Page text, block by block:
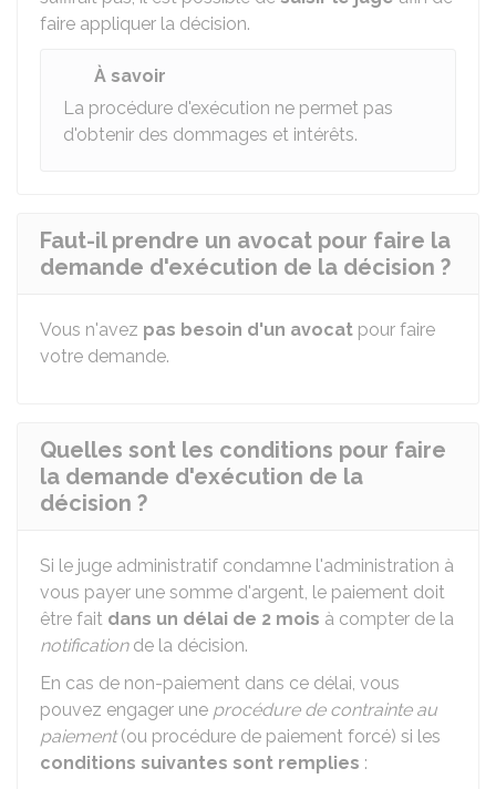
faire appliquer la décision.
À savoir
La procédure d'exécution ne permet pas
d'obtenir des dommages et intérêts.
Faut-il prendre un avocat pour faire la
demande d'exécution de la décision ?
Vous n'avez pas besoin d'un avocat pour faire
votre demande.
Quelles sont les conditions pour faire
la demande d'exécution de la
décision ?
Si le juge administratif condamne l'administration à
vous payer une somme d'argent, le paiement doit
être fait dans un délai de 2 mois à compter de la
notificationde la décision.
En cas de non-paiement dans ce délai, vous
pouvez engager une procédure de contrainte au
paiement(ou procédure de paiement forcé) si les
conditions suivantes sont remplies :